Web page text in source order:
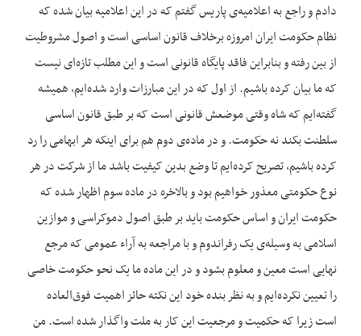
دادم و راجع به اعلامیه‌‌ی پاریس گفتم که در این اعلامیه بیان شده که
نظام حکومت ایران امروزه برخلاف قانون اساسی است و اصول مشروطیت
از بین رفته و بنابراین فاقد پایگاه قانونی است و این مطلب تازه‌‌ای نیست
که ما بیان کرده باشیم. از اول که در این مبارزات وارد شده‌‌ایم، همیشه
گفته‌‌ایم که شاه وقتی موضعش قانونی است که بر طبق قانون اساسی
سلطنت بکند نه حکومت. و در ماده‌‌ی دوم هم برای اینکه هر ابهامی را رد
کرده باشیم، تصریح کرده‌‌ایم تا وضع بدین کیفیت باشد ما از شرکت در هر
نوع حکومتی معذور خواهیم بود و بالاخره در ماده سوم اظهار شده که
حکومت ایران و اساس حکومت باید بر طبق اصول دموکراسی و موازین
اسلامی به وسیله‌‌ی یک رفراندوم و با مراجعه به آراء عمومی که مرجع
نهایی است معین و معلوم بشود و در این ماده ما یک نحو حکومت خاصی
را تعیین نکرده‌‌ایم و به نظر بنده خود این نکته حائز اهمیت فوق‌العاده
است زیرا که حکمیت و مرجعیت این کار به ملت واگذار شده است. من